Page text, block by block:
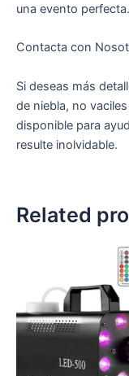
una evento perfecta.
Contacta con
Si deseas más
de niebla, no
disponible para
resulte inolvidable.
Related